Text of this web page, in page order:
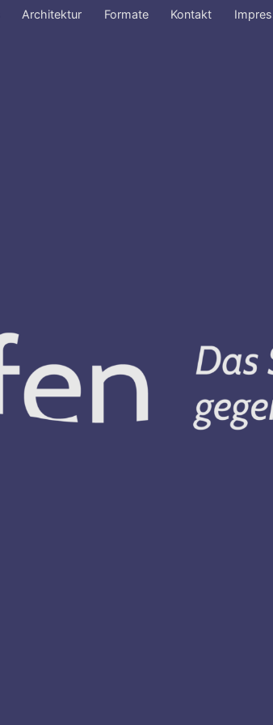
Architektur Formate Kontakt